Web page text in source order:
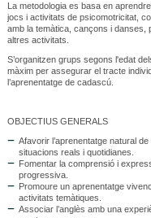
La metodologia es basa en
jocs i activitats de psicomotricitat,
amb la temàtica, cançons i danses,
altres activitats.
S’organitzen grups segons l'edat
màxim per assegurar el tracte
l’aprenentatge de cadascú.
OBJECTIUS GENERALS
Afavorir l’aprenentatge natural
situacions reals i quotidianes.
Fomentar la comprensió i
progressiva.
Promoure un aprenentatge
activitats temàtiques.
Associar l’anglès amb una